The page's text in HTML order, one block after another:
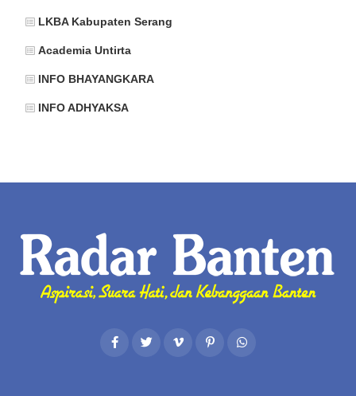
LKBA Kabupaten Serang
Academia Untirta
INFO BHAYANGKARA
INFO ADHYAKSA